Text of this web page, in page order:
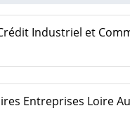
Industriel et
Entreprises Loire